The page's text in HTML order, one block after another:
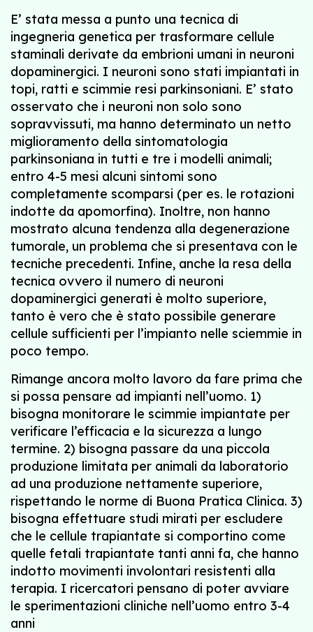
E’ stata messa a punto una tecnica di
ingegneria genetica per trasformare cellule
staminali derivate da embrioni umani in neuroni
dopaminergici. I neuroni sono stati impiantati in
topi, ratti e scimmie resi parkinsoniani. E’ stato
osservato che i neuroni non solo sono
sopravvissuti, ma hanno determinato un netto
miglioramento della sintomatologia
parkinsoniana in tutti e tre i modelli animali;
entro 4-5 mesi alcuni sintomi sono
completamente scomparsi (per es. le rotazioni
indotte da apomorfina). Inoltre, non hanno
mostrato alcuna tendenza alla degenerazione
tumorale, un problema che si presentava con le
tecniche precedenti. Infine, anche la resa della
tecnica ovvero il numero di neuroni
dopaminergici generati è molto superiore,
tanto è vero che è stato possibile generare
cellule sufficienti per l’impianto nelle sciemmie in
poco tempo.
Rimange ancora molto lavoro da fare prima che
si possa pensare ad impianti nell’uomo. 1)
bisogna monitorare le scimmie impiantate per
verificare l’efficacia e la sicurezza a lungo
termine. 2) bisogna passare da una piccola
produzione limitata per animali da laboratorio
ad una produzione nettamente superiore,
rispettando le norme di Buona Pratica Clinica. 3)
bisogna effettuare studi mirati per escludere
che le cellule trapiantate si comportino come
quelle fetali trapiantate tanti anni fa, che hanno
indotto movimenti involontari resistenti alla
terapia. I ricercatori pensano di poter avviare
le sperimentazioni cliniche nell’uomo entro 3-4
anni